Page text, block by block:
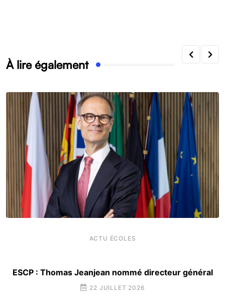
À lire également
ACTU ÉCOLES
ESCP : Thomas Jeanjean nommé directeur général
22 JUILLET 2026